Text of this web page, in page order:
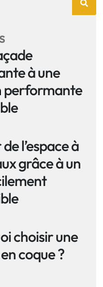
à une
performante
l’espace à
grâce à un
choisir une
coque ?